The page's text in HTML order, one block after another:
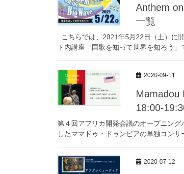
Anthem
一覧
こちらでは、2021年5月22日（土）に
ト内講座「国歌を知って世界を知ろう
2020-09-11
Mamadou
18:00-
第４回アフリカ開発会議のオープニン
したママドゥ・ドゥンビアの単独コンサ
2020-07-12